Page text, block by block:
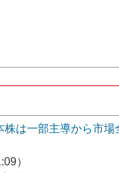
は一部主導から市場
）